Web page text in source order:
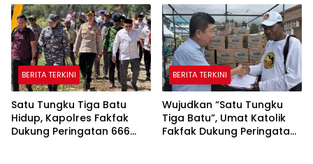
BERITA TERKINI
Satu Tungku Tiga Batu
Hidup, Kapolres Fakfak
Dukung Peringatan 666
BERITA TERKINI
Wujudkan “Satu Tungku
Tiga Batu”, Umat Katolik
Fakfak Dukung Peringatan